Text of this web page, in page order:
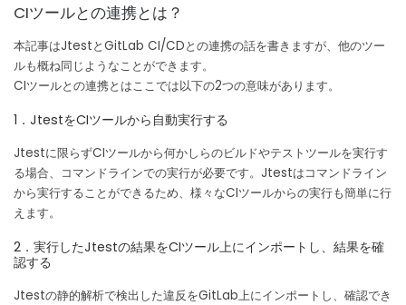
CIツールとの連携とは？
本記事はJtestとGitLab CI/CDとの連携の話を書きますが、他のツー
ルも概ね同じようなことができます。
CIツールとの連携とはここでは以下の2つの意味があります。
1．JtestをCIツールから自動実行する
Jtestに限らずCIツールから何かしらのビルドやテストツールを実行す
る場合、コマンドラインでの実行が必要です。Jtestはコマンドライン
から実行することができるため、様々なCIツールからの実行も簡単に行
えます。
2．実行したJtestの結果をCIツール上にインポートし、結果を確
認する
Jtestの静的解析で検出した違反をGitLab上にインポートし、確認でき